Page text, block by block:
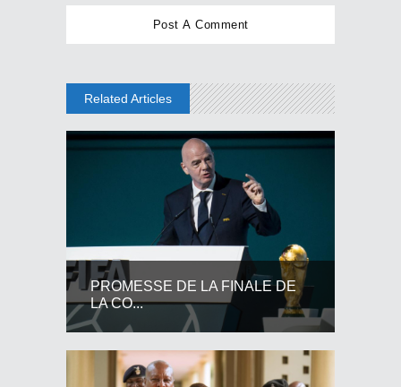
Related Articles
PROMESSE DE LA FINALE DE
LA CO...